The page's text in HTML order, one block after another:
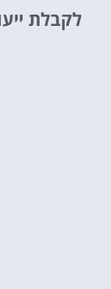
לקבלת